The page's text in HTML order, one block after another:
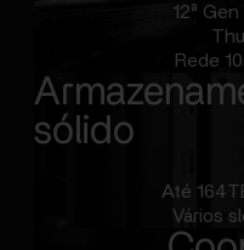
12ª
Rede
sólido
Até
Vários